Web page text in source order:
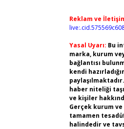
Reklam ve
Yasal Uyarı: Bu
marka, kurum
bağlantısı
kendi
haber niteliği
ve kişiler
Gerçek kurum
tamamen
halindedir ve